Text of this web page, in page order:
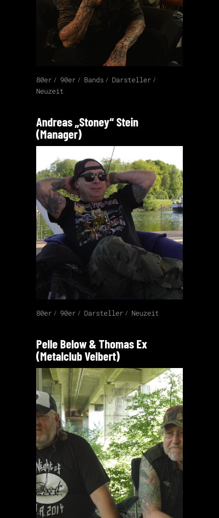
80er 90er Bands
Darsteller
Neuzeit
Andreas „Stoney“ Stein
(Manager)
80er 90er Darsteller Neuzeit
Pelle Below & Thomas Ex
(Metalclub Velbert)